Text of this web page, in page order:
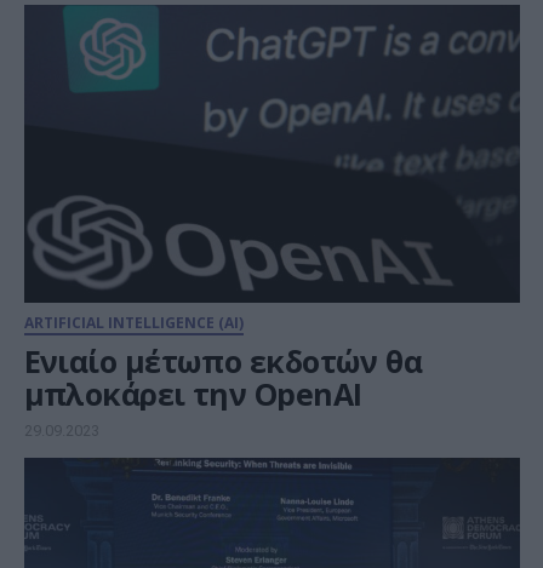
ARTIFICIAL INTELLIGENCE (AI)
Ενιαίο μέτωπο εκδοτών θα
μπλοκάρει την OpenAI
29.09.2023